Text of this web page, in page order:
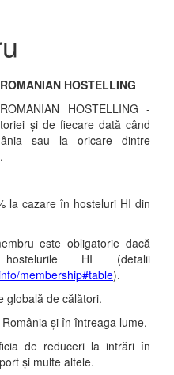
ROMANIAN HOSTELLING
HOSTELLING -
și de fiecare dată când
sau la oricare dintre
la cazare în hosteluri HI din
este obligatorie dacă
HI (detalii
membership#table).
globală de călători.
și în întreaga lume.
de reduceri la intrări în
și multe altele.